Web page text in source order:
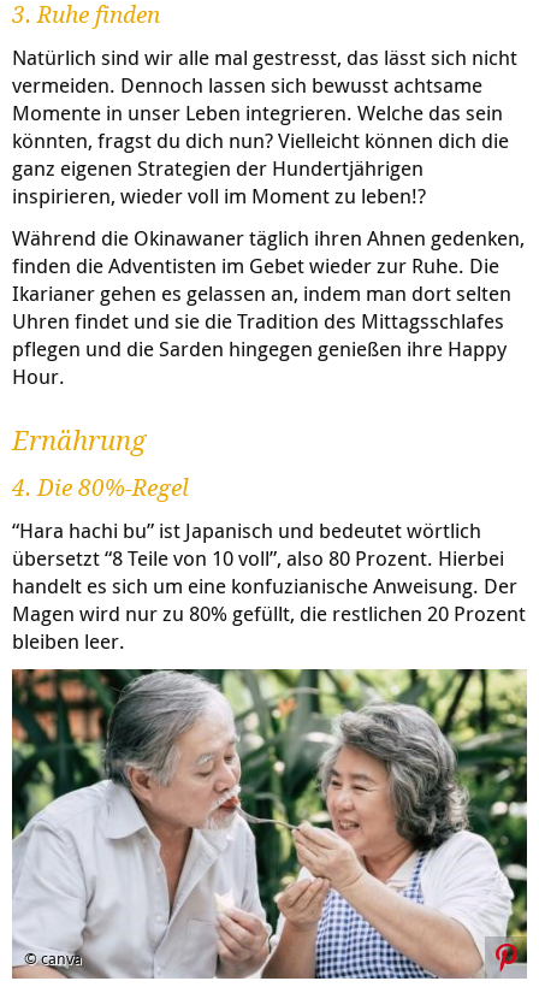
3. Ruhe finden
Natürlich sind wir alle mal gestresst, das lässt sich nicht
vermeiden. Dennoch lassen sich bewusst achtsame
Momente in unser Leben integrieren. Welche das sein
könnten, fragst du dich nun? Vielleicht können dich die
ganz eigenen Strategien der Hundertjährigen
inspirieren, wieder voll im Moment zu leben!?
Während die Okinawaner täglich ihren Ahnen gedenken,
finden die Adventisten im Gebet wieder zur Ruhe. Die
Ikarianer gehen es gelassen an, indem man dort selten
Uhren findet und sie die Tradition des Mittagsschlafes
pflegen und die Sarden hingegen genießen ihre Happy
Hour.
Ernährung
4. Die 80%-Regel
“Hara hachi bu” ist Japanisch und bedeutet wörtlich
übersetzt “8 Teile von 10 voll”, also 80 Prozent. Hierbei
handelt es sich um eine konfuzianische Anweisung. Der
Magen wird nur zu 80% gefüllt, die restlichen 20 Prozent
bleiben leer.
© canva